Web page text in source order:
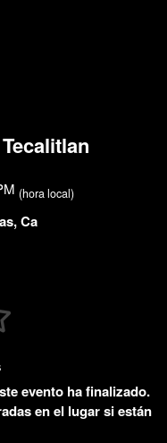
(hora local)
Ca
evento ha finalizado.
en el lugar si están